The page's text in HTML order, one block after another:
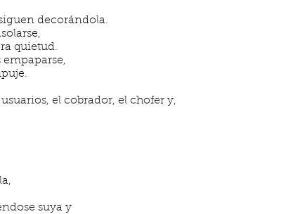
decorándola.
quietud.
empaparse,
el cobrador, el chofer y,
suya y